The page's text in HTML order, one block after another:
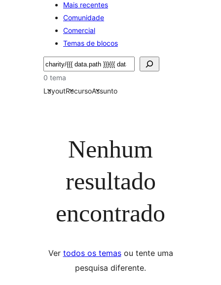
Mais recentes
Comunidade
Comercial
Temas de blocos
Pesquisar
0 tema
LayoutRecursoAssunto
Nenhum
resultado
encontrado
Ver todos os temasou tente uma
pesquisa diferente.